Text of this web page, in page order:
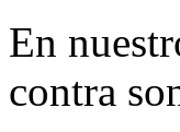
En
contra